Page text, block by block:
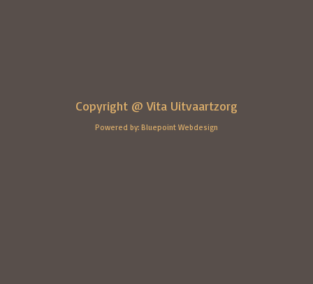
Copyright @ Vita Uitvaartzorg
Powered by: Bluepoint Webdesign